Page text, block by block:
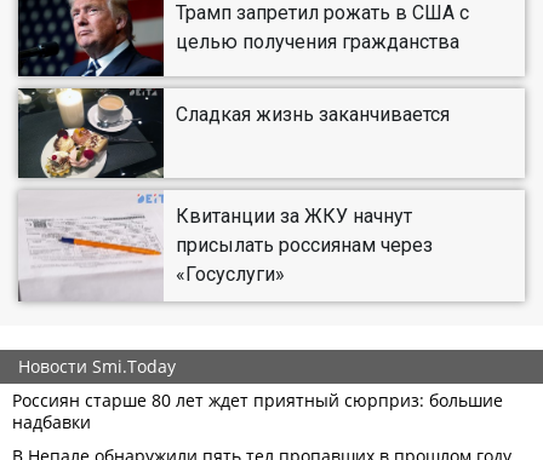
Трамп запретил рожать в США с
целью получения гражданства
Сладкая жизнь заканчивается
Квитанции за ЖКУ начнут
присылать россиянам через
«Госуслуги»